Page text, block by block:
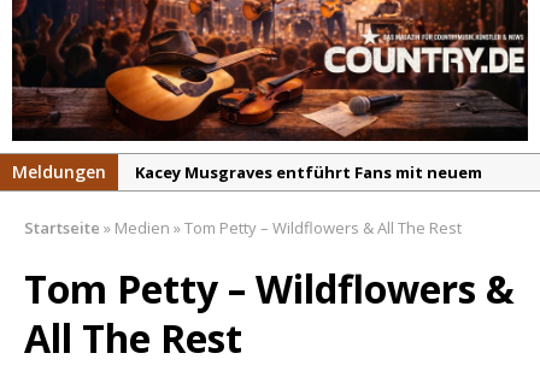
Meldungen
Kacey Musgraves entführt Fans mit neuem
Carter Faith mit brandneuem Musikvideo zu
„Pearl Handled Pistol“
Son Volt – „Sound Signal Serenades“ erscheint
am 28. August
Startseite » Medien »Tom Petty – Wildflowers & All The Rest
Tom Petty – Wildflowers &
All The Rest